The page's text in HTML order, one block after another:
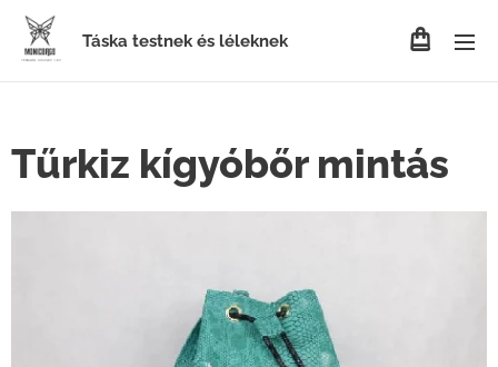
Táska testnek és léleknek
Tűrkiz kígyóbőr mintás